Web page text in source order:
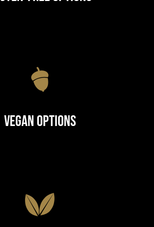
Vegan Options